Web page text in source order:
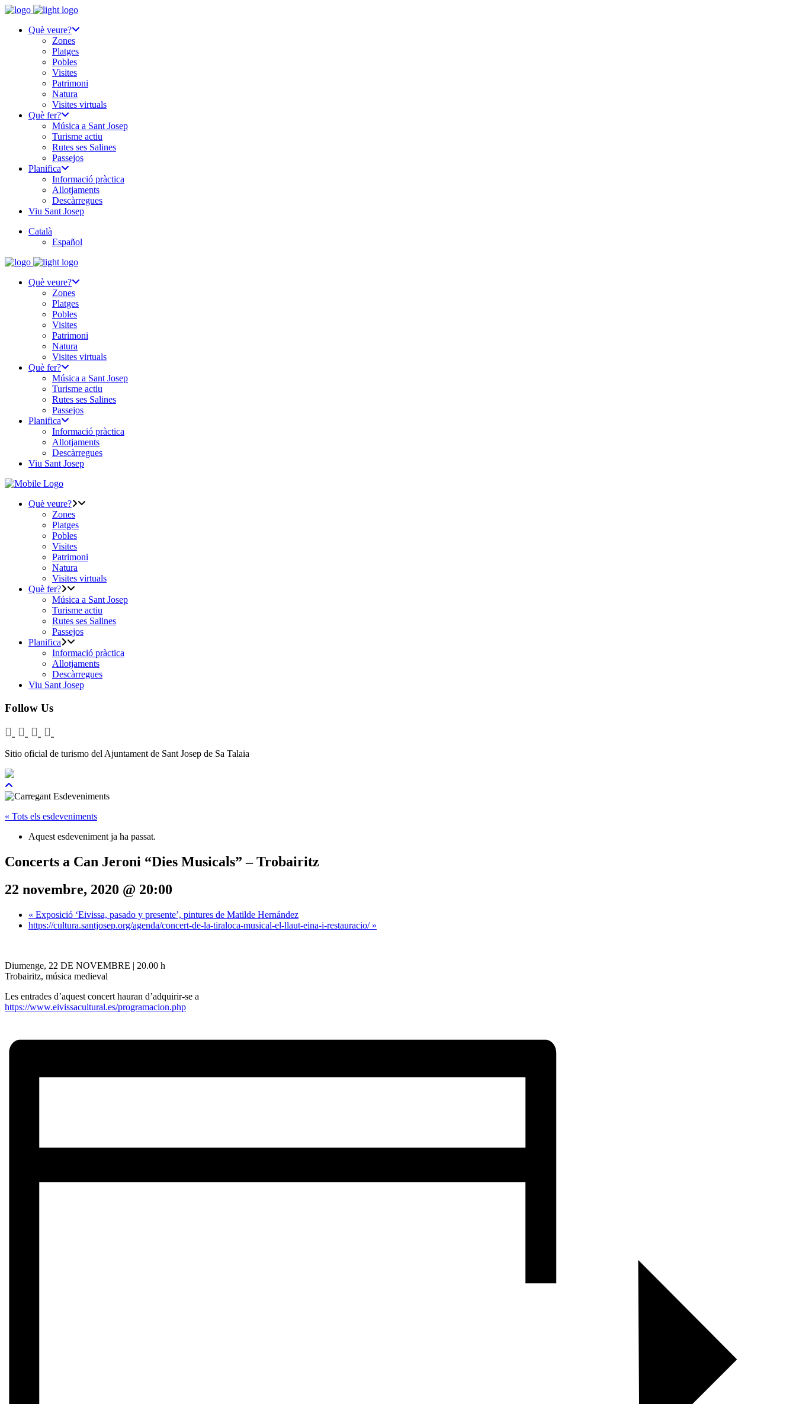
Què veure?
Zones
Platges
Pobles
Visites
Patrimoni
Natura
Visites virtuals
Què fer?
Música a Sant Josep
Turisme actiu
Rutes ses Salines
Passejos
Planifica
Informació pràctica
Allotjaments
Descàrregues
Viu Sant Josep
Català
Español
Què veure?
Zones
Platges
Pobles
Visites
Patrimoni
Natura
Visites virtuals
Què fer?
Música a Sant Josep
Turisme actiu
Rutes ses Salines
Passejos
Planifica
Informació pràctica
Allotjaments
Descàrregues
Viu Sant Josep
Què veure?
Zones
Platges
Pobles
Visites
Patrimoni
Natura
Visites virtuals
Què fer?
Música a Sant Josep
Turisme actiu
Rutes ses Salines
Passejos
Planifica
Informació pràctica
Allotjaments
Descàrregues
Viu Sant Josep
Follow Us
Sitio oficial de turismo del Ajuntament de Sant Josep de Sa Talaia
« Tots els esdeveniments
Aquest esdeveniment ja ha passat.
Concerts a Can Jeroni “Dies Musicals” – Trobairitz
22 novembre, 2020 @ 20:00
« Exposició ‘Eivissa, pasado y presente’, pintures de Matilde Hernández
https://cultura.santjosep.org/agenda/concert-de-la-tiraloca-musical-el-llaut-eina-i-restauracio/ »
Diumenge, 22 DE NOVEMBRE | 20.00 h
Trobairitz, música medieval
Les entrades d’aquest concert hauran d’adquirir-se a
https://www.eivissacultural.es/programacion.php